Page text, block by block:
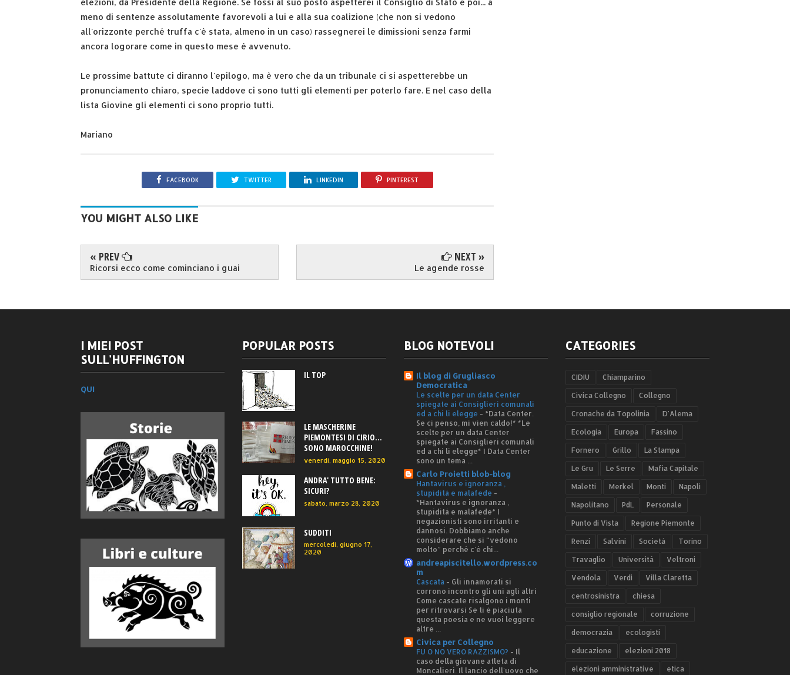
meno di sentenze assolutamente favorevoli a lui e alla sua coalizione (che non si vedono
all'orizzonte perché truffa c'è stata, almeno in un caso) rassegnerei le dimissioni senza farmi
ancora logorare come in questo mese è avvenuto.
Le prossime battute ci diranno l'epilogo, ma è vero che da un tribunale ci si aspetterebbe un
pronunciamento chiaro, specie laddove ci sono tutti gli elementi per poterlo fare. E nel caso della
lista Giovine gli elementi ci sono proprio tutti.
Mariano
FACEBOOK TWITTER LINKEDIN PINTEREST
YOU MIGHT ALSO LIKE
« PREV
Ricorsi ecco come cominciano i guai
NEXT »
Le agende rosse
I MIEI POST
SULL'HUFFINGTON
QUI
POPULAR POSTS
IL TOP
LE MASCHERINE
PIEMONTESI DI CIRIO...
SONO MAROCCHINE!
venerdì, maggio 15, 2020
ANDRA' TUTTO BENE:
SICURI?
sabato, marzo 28, 2020
SUDDITI
mercoledì, giugno 17,
2020
BLOG NOTEVOLI
Il blog di Grugliasco
Democratica
Le scelte per un data Center
spiegate ai Consiglieri comunali
ed a chi li elegge - *Data Center.
Se ci penso, mi vien caldo!* *Le
scelte per un data Center
spiegate ai Consiglieri comunali
ed a chi li elegge* I Data Center
sono un tema ...
Carlo Proietti blob-blog
Hantavirus e ignoranza ,
stupidità e malafede -
*Hantavirus e ignoranza ,
stupidità e malafede* I
negazionisti sono irritanti e
dannosi. Dobbiamo anche
considerare che si “vedono
molto” perché c'è chi...
andreapiscitello.wordpress.co
m
Cascata - Gli innamorati si
corrono incontro gli uni agli altri
Come cascate risalgono i monti
per ritrovarsi Se ti è piaciuta
questa poesia e ne vuoi leggere
altre ...
Civica per Collegno
FU O NO VERO RAZZISMO? - Il
caso della giovane atleta di
Moncalieri. Il lancio dell'uovo che
CATEGORIES
CIDIU Chiamparino
Civica Collegno Collegno
Cronache da Topolinia D'Alema
Ecologia Europa Fassino
Fornero Grillo La Stampa
Le Gru Le Serre Mafia Capitale
Maletti Merkel Monti Napoli
Napolitano PdL Personale
Punto di Vista Regione Piemonte
Renzi Salvini Società Torino
Travaglio Università Veltroni
Vendola Verdi Villa Claretta
centrosinistra chiesa
consiglio regionale corruzione
democrazia ecologisti
educazione elezioni 2018
elezioni amministrative etica